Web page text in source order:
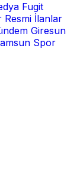
Fugit
Resmi İlanlar
Giresun
Spor